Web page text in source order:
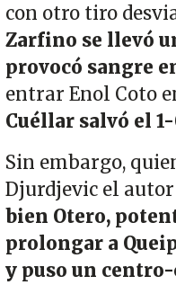
con otro tiro
Zarfino se llevó
provocó sangre
entrar Enol Coto
Cuéllar salvó el
Sin embargo,
Djurdjevic el
bien Otero,
prolongar a
y puso un